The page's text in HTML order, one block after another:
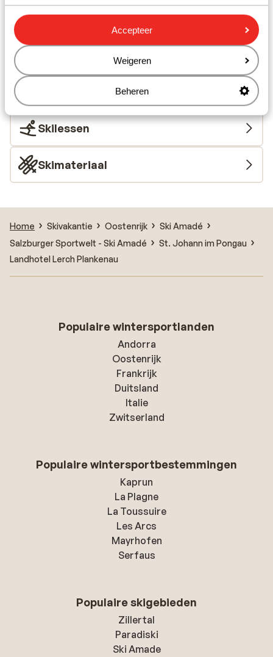
Accepteer
Weigeren
Beheren
Afstand tot skilift circa 2,5 kilometer
Skipas, -les en verhuur
Skilessen
Skimateriaal
Home Skivakantie Oostenrijk
Ski Amadé
Salzburger Sportwelt - Ski Amadé
St. Johann im Pongau
Landhotel Lerch Plankenau
Populaire wintersportlanden
Andorra
Oostenrijk
Frankrijk
Duitsland
Italie
Zwitserland
Populaire wintersportbestemmingen
Kaprun
La Plagne
La Toussuire
Les Arcs
Mayrhofen
Serfaus
Populaire skigebieden
Zillertal
Paradiski
Ski Amade